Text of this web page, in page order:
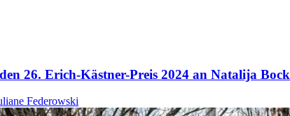
26. Erich-Kästner-Preis 2024 an Natalija Bock
Federowski